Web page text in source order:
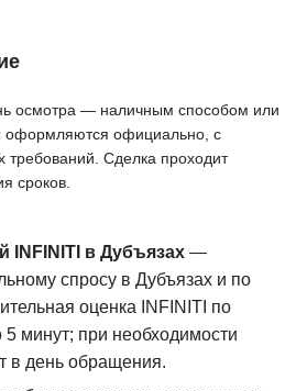
осмотра — наличным способом или
оформляются официально, с
Сделка проходит
сроков.
INFINITI в Дубъязах—
спросу в Дубъязах и по
оценка INFINITI по
минут; при необходимости
в день обращения.